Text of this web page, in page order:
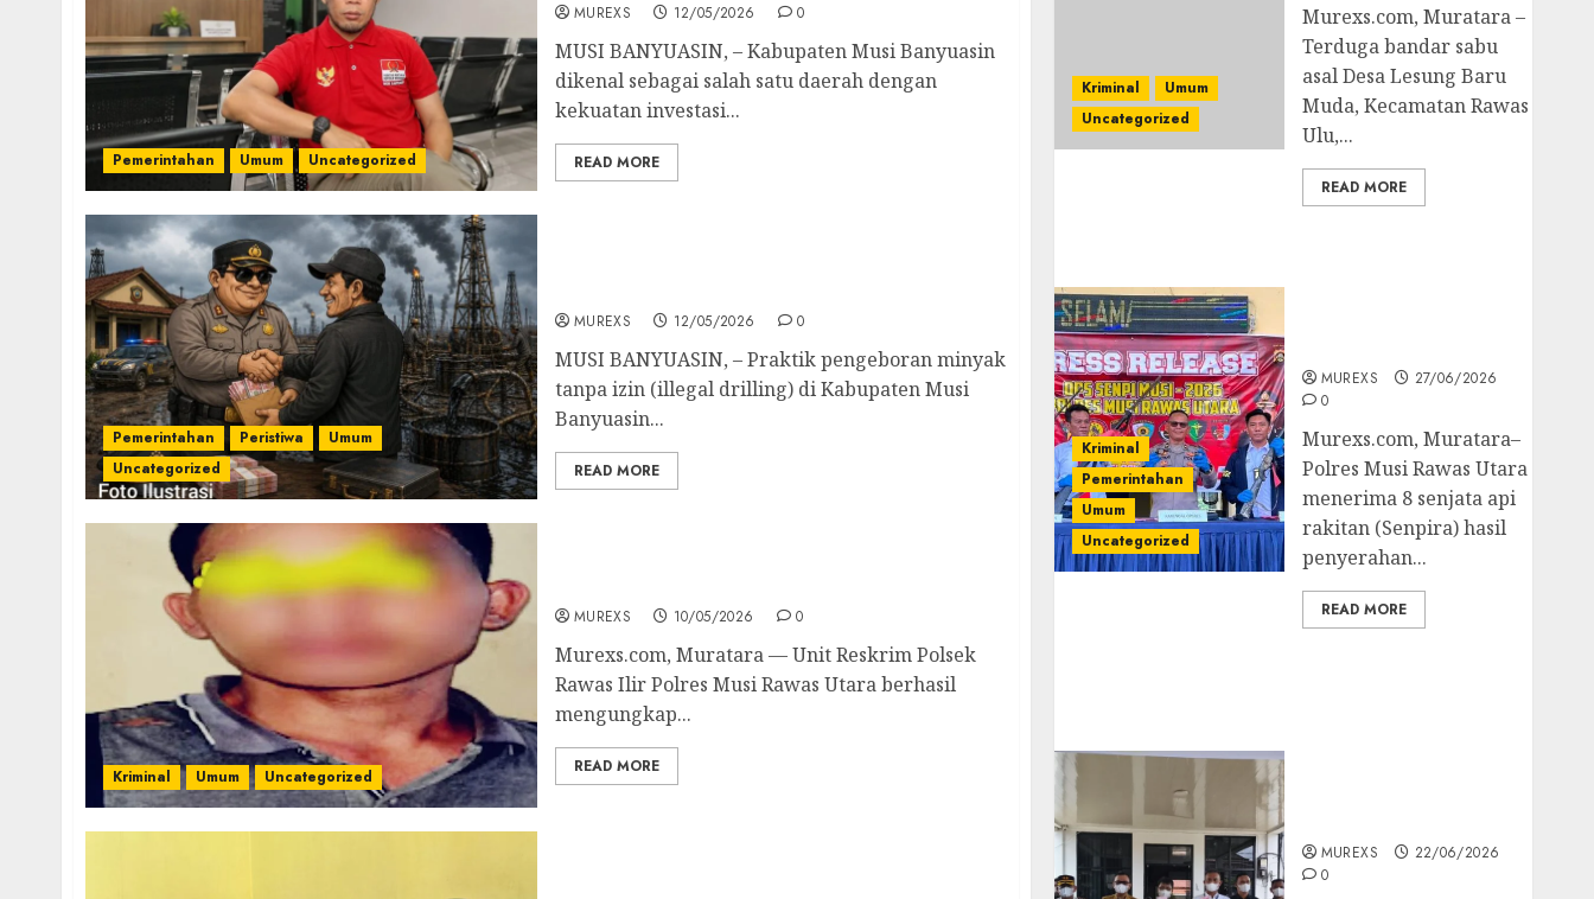
Pemerintahan Umum Uncategorized
MUREXS 12/05/2026 0
MUSI BANYUASIN, – Kabupaten Musi Banyuasin
dikenal sebagai salah satu daerah dengan
kekuatan investasi...
READ MORE
Pemerintahan Peristiwa
Umum
Uncategorized
MUREXS 12/05/2026 0
MUSI BANYUASIN, – Praktik pengeboran minyak
tanpa izin (illegal drilling) di Kabupaten Musi
Banyuasin...
READ MORE
Kriminal Umum Uncategorized
MUREXS 10/05/2026 0
Murexs.com, Muratara — Unit Reskrim Polsek
Rawas Ilir Polres Musi Rawas Utara berhasil
mengungkap...
READ MORE
Kriminal
Umum
Uncategorized
Murexs.com, Muratara –
Terduga bandar sabu
asal Desa Lesung Baru
Muda, Kecamatan Rawas
Ulu,...
READ MORE
Kriminal
Pemerintahan
Umum
Uncategorized
MUREXS
27/06/2026
0
Murexs.com, Muratara–
Polres Musi Rawas Utara
menerima 8 senjata api
rakitan (Senpira) hasil
penyerahan...
READ MORE
MUREXS
22/06/2026
0